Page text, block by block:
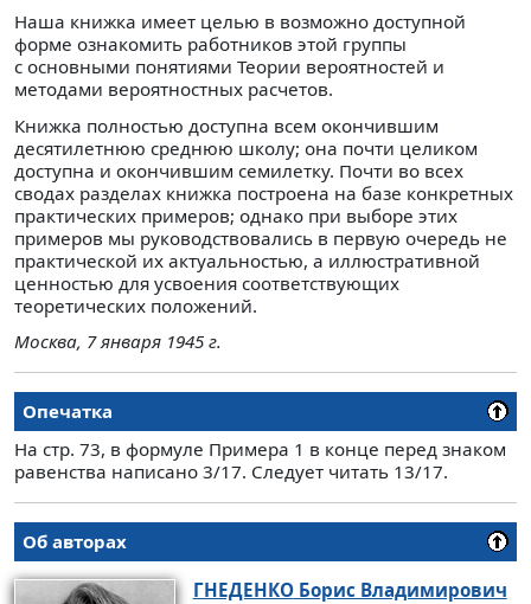
Наша книжка имеет целью в возможно доступной
форме ознакомить работников этой группы
с основными понятиями Теории вероятностей и
методами вероятностных расчетов.
Книжка полностью доступна всем окончившим
десятилетнюю среднюю школу; она почти целиком
доступна и окончившим семилетку. Почти во всех
сводах разделах книжка построена на базе конкретных
практических примеров; однако при выборе этих
примеров мы руководствовались в первую очередь не
практической их актуальностью, а иллюстративной
ценностью для усвоения соответствующих
теоретических положений.
Москва, 7 января 1945 г.
Опечатка
На стр. 73, в формуле Примера 1 в конце перед знаком
равенства написано 3/17. Следует читать 13/17.
Об авторах
ГНЕДЕНКОБорис Владимирович